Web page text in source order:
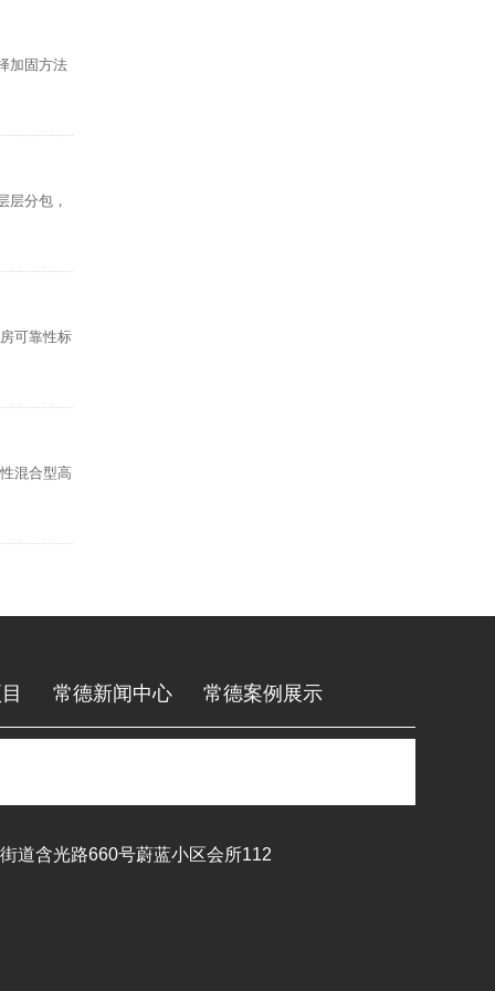
加固方法
层分包，
可靠性标
混合型高
常德新闻中心 常德案例展示
道含光路660号蔚蓝小区会所112